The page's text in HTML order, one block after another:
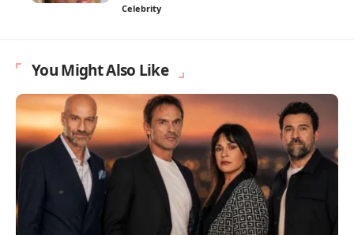
Celebrity
You Might Also Like